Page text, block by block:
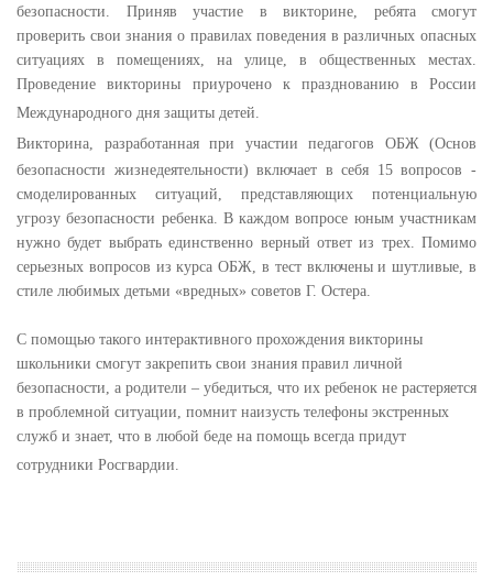
безопасности. Приняв участие в викторине, ребята смогут
проверить свои знания о правилах поведения в различных опасных
ситуациях в помещениях, на улице, в общественных местах.
Проведение викторины приурочено к празднованию в России
Международного дня защиты детей.
Викторина, разработанная при участии педагогов ОБЖ (Основ
безопасности жизнедеятельности) включает в себя 15 вопросов -
смоделированных ситуаций, представляющих потенциальную
угрозу безопасности ребенка. В каждом вопросе юным участникам
нужно будет выбрать единственно верный ответ из трех. Помимо
серьезных вопросов из курса ОБЖ, в тест включены и шутливые, в
стиле любимых детьми «вредных» советов Г. Остера.
С помощью такого интерактивного прохождения викторины
школьники смогут закрепить свои знания правил личной
безопасности, а родители – убедиться, что их ребенок не растеряется
в проблемной ситуации, помнит наизусть телефоны экстренных
служб и знает, что в любой беде на помощь всегда придут
сотрудники Росгвардии.